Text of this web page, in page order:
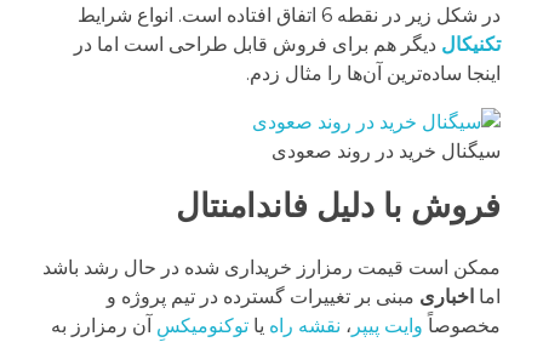
در شکل زیر در نقطه 6 اتفاق افتاده است. انواع شرایط
تکنیکال دیگر هم برای فروش قابل طراحی است اما در
اینجا ساده‌ترین آن‌ها را مثال زدم.
سیگنال خرید در روند صعودی
فروش با دلیل فاندامنتال
ممکن است قیمت رمزارز خریداری شده در حال رشد باشد
اما اخباری مبنی بر تغییرات گسترده در تیم پروژه و
مخصوصاً وایت پیپر ، نقشه راه یا توکنومیکسِ آن رمزارز به